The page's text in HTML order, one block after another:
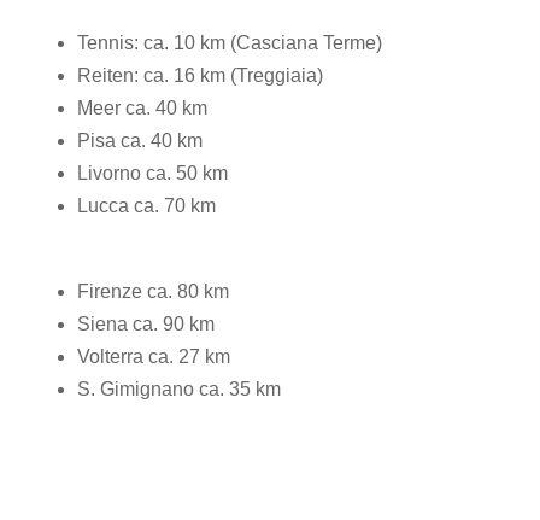
Tennis: ca. 10 km (Casciana Terme)
Reiten: ca. 16 km (Treggiaia)
Meer ca. 40 km
Pisa ca. 40 km
Livorno ca. 50 km
Lucca ca. 70 km
Firenze ca. 80 km
Siena ca. 90 km
Volterra ca. 27 km
S. Gimignano ca. 35 km